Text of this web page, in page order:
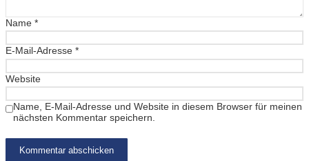
Name *
E-Mail-Adresse *
Website
Name, E-Mail-Adresse und Website in diesem Browser für meinen
nächsten Kommentar speichern.